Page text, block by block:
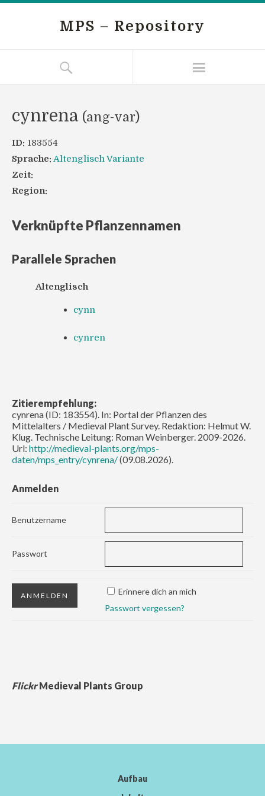
MPS – Repository
cynrena (ang-var)
ID: 183554
Sprache: Altenglisch Variante
Zeit:
Region:
Verknüpfte Pflanzennamen
Parallele Sprachen
Altenglisch
cynn
cynren
Zitierempfehlung:
cynrena (ID: 183554). In: Portal der Pflanzen des
Mittelalters / Medieval Plant Survey. Redaktion: Helmut W.
Klug. Technische Leitung: Roman Weinberger. 2009-2026.
Url: http://medieval-plants.org/mps-
daten/mps_entry/cynrena/(09.08.2026).
Anmelden
Benutzername
Passwort
Erinnere dich an mich
Passwort vergessen?
FlickrMedieval Plants Group
Aufbau